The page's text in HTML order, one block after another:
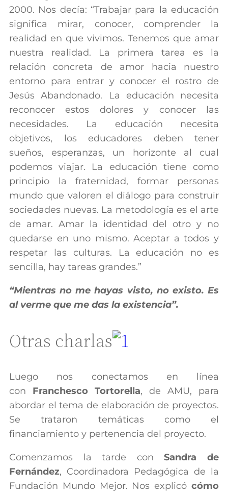
2000. Nos decía: “Trabajar para la educación
significa mirar, conocer, comprender la
realidad en que vivimos. Tenemos que amar
nuestra realidad. La primera tarea es la
relación concreta de amor hacia nuestro
entorno para entrar y conocer el rostro de
Jesús Abandonado. La educación necesita
reconocer estos dolores y conocer las
necesidades. La educación necesita
objetivos, los educadores deben tener
sueños, esperanzas, un horizonte al cual
podemos viajar. La educación tiene como
principio la fraternidad, formar personas
mundo que valoren el diálogo para construir
sociedades nuevas. La metodología es el arte
de amar. Amar la identidad del otro y no
quedarse en uno mismo. Aceptar a todos y
respetar las culturas. La educación no es
sencilla, hay tareas grandes.”
“Mientras no me hayas visto, no existo. Es
al verme que me das la existencia”.
Otras charlas
Luego nos conectamos en línea
con Franchesco Tortorella, de AMU, para
abordar el tema de elaboración de proyectos.
Se trataron temáticas como el
financiamiento y pertenencia del proyecto.
Comenzamos la tarde conSandra de
Fernández, Coordinadora Pedagógica de la
Fundación Mundo Mejor. Nos explicó cómo